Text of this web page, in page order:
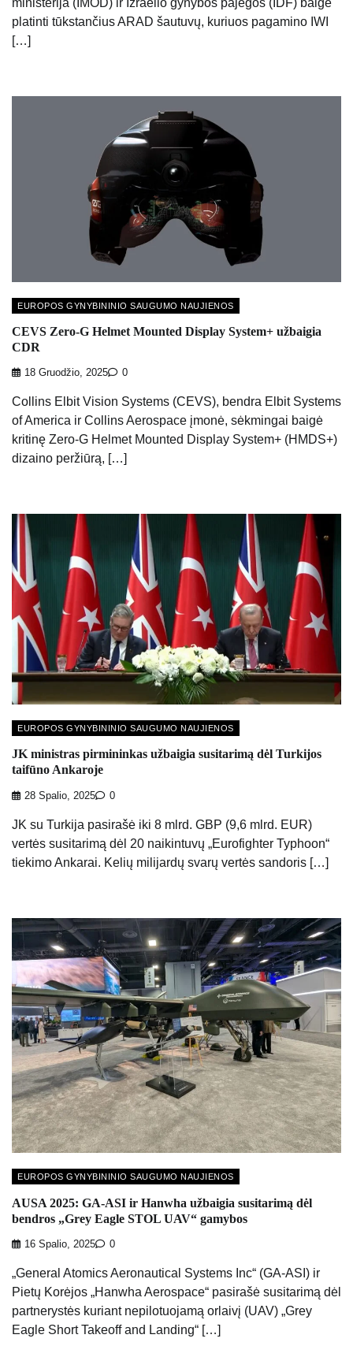
ministerija (IMOD) ir Izraelio gynybos pajėgos (IDF) baigė
platinti tūkstančius ARAD šautuvų, kuriuos pagamino IWI
[…]
EUROPOS GYNYBININIO SAUGUMO NAUJIENOS
CEVS Zero-G Helmet Mounted Display System+ užbaigia
CDR
18 Gruodžio, 2025 0
Collins Elbit Vision Systems (CEVS), bendra Elbit Systems
of America ir Collins Aerospace įmonė, sėkmingai baigė
kritinę Zero-G Helmet Mounted Display System+ (HMDS+)
dizaino peržiūrą, […]
EUROPOS GYNYBININIO SAUGUMO NAUJIENOS
JK ministras pirmininkas užbaigia susitarimą dėl Turkijos
taifūno Ankaroje
28 Spalio, 2025 0
JK su Turkija pasirašė iki 8 mlrd. GBP (9,6 mlrd. EUR)
vertės susitarimą dėl 20 naikintuvų „Eurofighter Typhoon“
tiekimo Ankarai. Kelių milijardų svarų vertės sandoris […]
EUROPOS GYNYBININIO SAUGUMO NAUJIENOS
AUSA 2025: GA-ASI ir Hanwha užbaigia susitarimą dėl
bendros „Grey Eagle STOL UAV“ gamybos
16 Spalio, 2025 0
„General Atomics Aeronautical Systems Inc“ (GA-ASI) ir
Pietų Korėjos „Hanwha Aerospace“ pasirašė susitarimą dėl
partnerystės kuriant nepilotuojamą orlaivį (UAV) „Grey
Eagle Short Takeoff and Landing“ […]